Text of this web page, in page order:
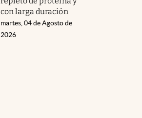
con larga duración
martes, 04 de Agosto de
2026